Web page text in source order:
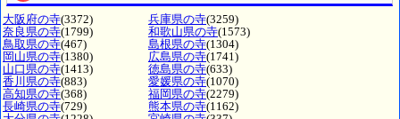
大阪府の寺(3372) 兵庫県の寺(3259)
奈良県の寺(1799) 和歌山県の寺(1573)
鳥取県の寺(467) 島根県の寺(1304)
岡山県の寺(1380) 広島県の寺(1741)
山口県の寺(1413) 徳島県の寺(633)
香川県の寺(883) 愛媛県の寺(1070)
高知県の寺(368) 福岡県の寺(2279)
長崎県の寺(729) 熊本県の寺(1162)